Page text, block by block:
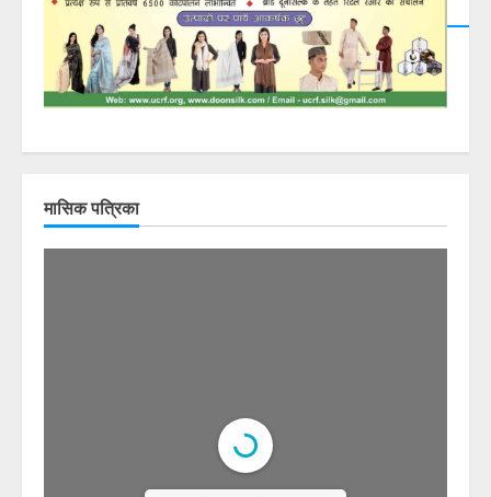
मासिक पत्रिका